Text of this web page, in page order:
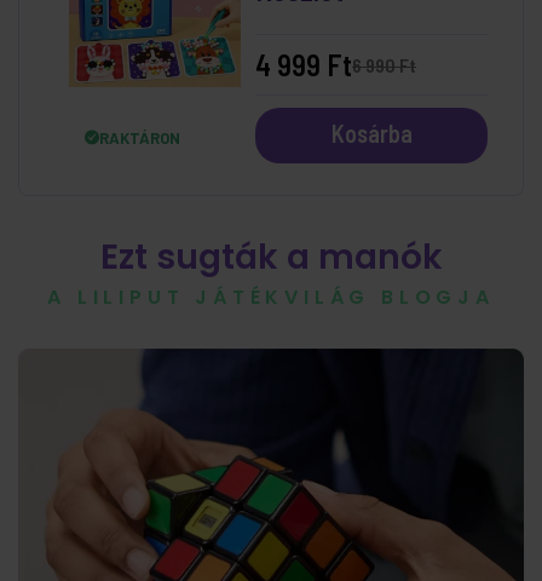
RAKTÁRON
6 990 Ft
4 999 Ft
Kosárba
Ezt sugták a manók
A LILIPUT JÁTÉKVILÁG BLOGJA